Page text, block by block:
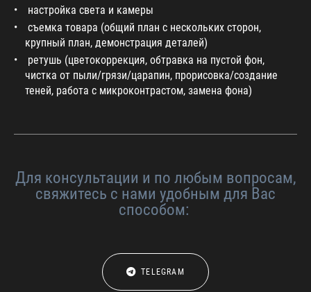
настройка света и камеры
съемка товара (общий план с нескольких сторон,
крупный план, демонстрация деталей)
ретушь (цветокоррекция, обтравка на пустой фон,
чистка от пыли/грязи/царапин, прорисовка/создание
теней, работа с микроконтрастом, замена фона)
Для консультации и по любым вопросам,
свяжитесь с нами удобным для Вас
способом:
TELEGRAM